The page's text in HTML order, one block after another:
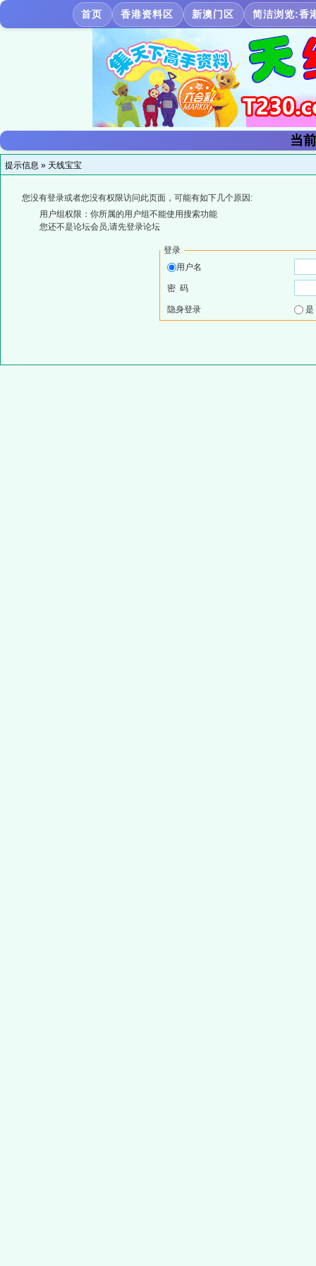
首页 香港资料区 新澳门区 简洁浏览:香
当
提示信息 » 天线宝宝
您没有登录或者您没有权限访问此页面，可能有如下几个原因:
用户组权限：你所属的用户组不能使用搜索功能
您还不是论坛会员,请先登录论坛
登录
用户名
密 码
隐身登录